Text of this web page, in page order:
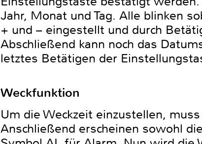
Jahr, Monat und Tag. Alle blinken
+ und – eingestellt und durch
Abschließend kann noch das
letztes Betätigen der
Weckfunktion
Um die Weckzeit einzustellen,
Anschließend erscheinen sowohl